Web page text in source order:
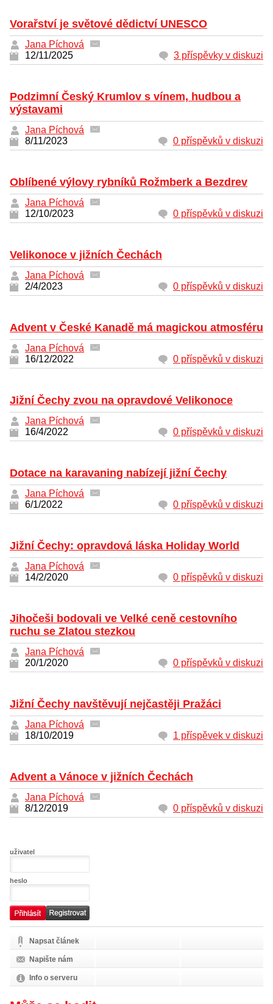
Vorařství je světové dědictví UNESCO
Jana Píchová
12/11/2025
3 příspěvky v diskuzi
Podzimní Český Krumlov s vínem, hudbou a
výstavami
Jana Píchová
8/11/2023
0 příspěvků v diskuzi
Oblíbené výlovy rybníků Rožmberk a Bezdrev
Jana Píchová
12/10/2023
0 příspěvků v diskuzi
Velikonoce v jižních Čechách
Jana Píchová
2/4/2023
0 příspěvků v diskuzi
Advent v České Kanadě má magickou atmosféru
Jana Píchová
16/12/2022
0 příspěvků v diskuzi
Jižní Čechy zvou na opravdové Velikonoce
Jana Píchová
16/4/2022
0 příspěvků v diskuzi
Dotace na karavaning nabízejí jižní Čechy
Jana Píchová
6/1/2022
0 příspěvků v diskuzi
Jižní Čechy: opravdová láska Holiday World
Jana Píchová
14/2/2020
0 příspěvků v diskuzi
Jihočeši bodovali ve Velké ceně cestovního
ruchu se Zlatou stezkou
Jana Píchová
20/1/2020
0 příspěvků v diskuzi
Jižní Čechy navštěvují nejčastěji Pražáci
Jana Píchová
18/10/2019
1 příspěvek v diskuzi
Advent a Vánoce v jižních Čechách
Jana Píchová
8/12/2019
0 příspěvků v diskuzi
uživatel
heslo
Napsat článek
Napište nám
Info o serveru